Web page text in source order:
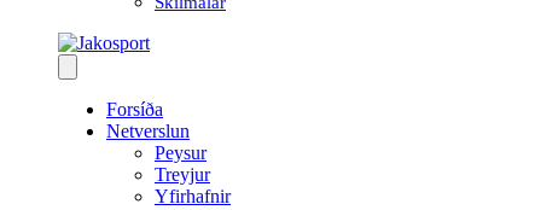
Forsíða
Netverslun
Peysur
Treyjur
Yfirhafnir